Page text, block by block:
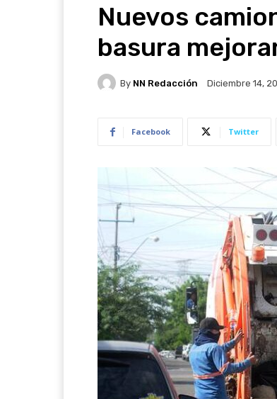
Nuevos
basura
By NN Redacción Diciembre 14,
Facebook Twitter